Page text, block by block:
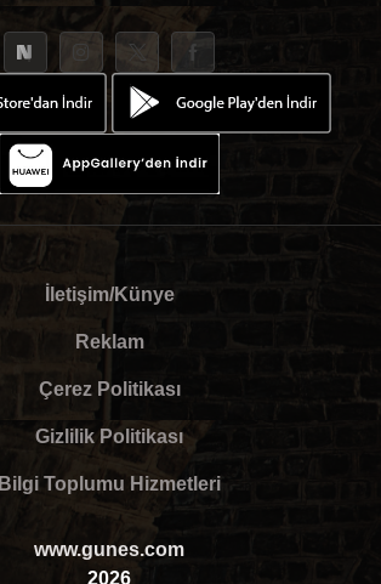
İletişim/Künye
Reklam
Çerez Politikası
Gizlilik Politikası
Bilgi Toplumu Hizmetleri
www.gunes.com
2026